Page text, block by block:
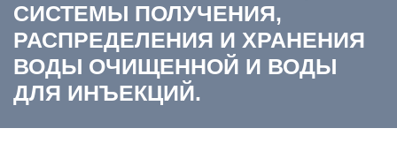
О КОМПАНИИ
КОНТАКТЫ
СИСТЕМЫ ПОЛУЧЕНИЯ,
РАСПРЕДЕЛЕНИЯ И ХРАНЕНИЯ
ВОДЫ ОЧИЩЕННОЙ И ВОДЫ
ДЛЯ ИНЪЕКЦИЙ.